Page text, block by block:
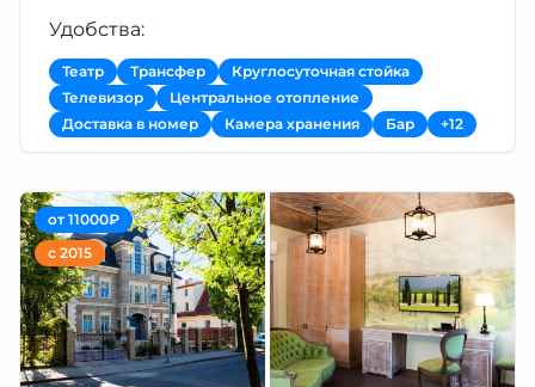
Удобства:
Театр Трансфер
Круглосуточная стойка
Телевизор
Центральное отопление
Доставка в номер
Камера хранения Бар +12
от 11000₽
с 2015